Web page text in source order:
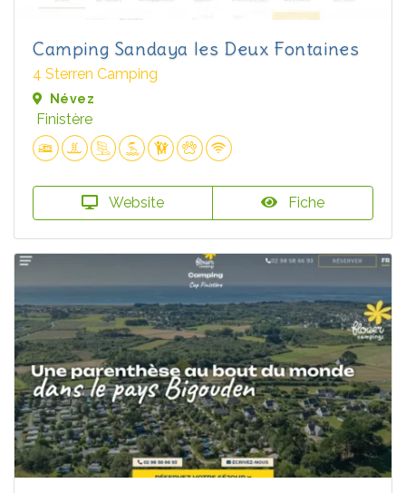
Camping Sandaya les Deux Fontaines
4 Sterren Camping
Névez
Finistère
Website Fiche